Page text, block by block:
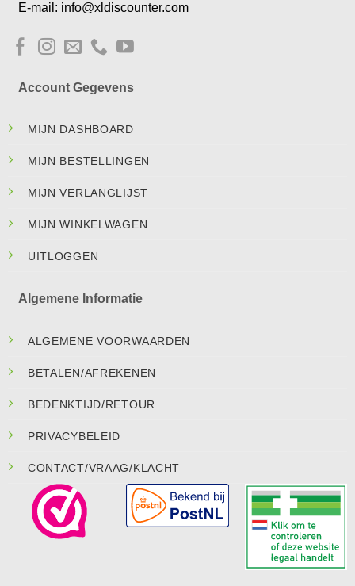
E-mail: info@xldiscounter.com
Account Gegevens
MIJN DASHBOARD
MIJN BESTELLINGEN
MIJN VERLANGLIJST
MIJN WINKELWAGEN
UITLOGGEN
Algemene Informatie
ALGEMENE VOORWAARDEN
BETALEN/AFREKENEN
BEDENKTIJD/RETOUR
PRIVACYBELEID
CONTACT/VRAAG/KLACHT